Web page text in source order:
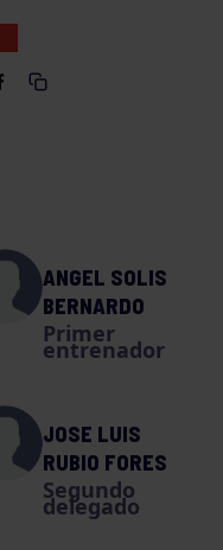
ANGEL SOLIS
BERNARDO
Primer
entrenador
JOSE LUIS
RUBIO FORES
Segundo
delegado